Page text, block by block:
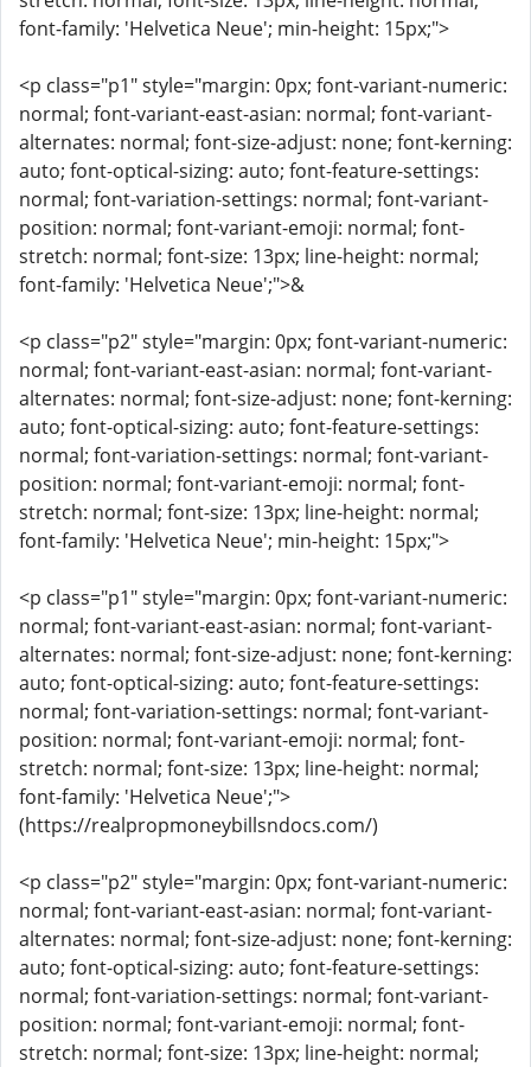
font-family: 'Helvetica Neue'; min-height: 15px;">
<p class="p1" style="margin: 0px; font-variant-numeric:
normal; font-variant-east-asian: normal; font-variant-
alternates: normal; font-size-adjust: none; font-kerning:
auto; font-optical-sizing: auto; font-feature-settings:
normal; font-variation-settings: normal; font-variant-
position: normal; font-variant-emoji: normal; font-
stretch: normal; font-size: 13px; line-height: normal;
font-family: 'Helvetica Neue';">&
<p class="p2" style="margin: 0px; font-variant-numeric:
normal; font-variant-east-asian: normal; font-variant-
alternates: normal; font-size-adjust: none; font-kerning:
auto; font-optical-sizing: auto; font-feature-settings:
normal; font-variation-settings: normal; font-variant-
position: normal; font-variant-emoji: normal; font-
stretch: normal; font-size: 13px; line-height: normal;
font-family: 'Helvetica Neue'; min-height: 15px;">
<p class="p1" style="margin: 0px; font-variant-numeric:
normal; font-variant-east-asian: normal; font-variant-
alternates: normal; font-size-adjust: none; font-kerning:
auto; font-optical-sizing: auto; font-feature-settings:
normal; font-variation-settings: normal; font-variant-
position: normal; font-variant-emoji: normal; font-
stretch: normal; font-size: 13px; line-height: normal;
font-family: 'Helvetica Neue';">
(https://realpropmoneybillsndocs.com/)
<p class="p2" style="margin: 0px; font-variant-numeric:
normal; font-variant-east-asian: normal; font-variant-
alternates: normal; font-size-adjust: none; font-kerning:
auto; font-optical-sizing: auto; font-feature-settings:
normal; font-variation-settings: normal; font-variant-
position: normal; font-variant-emoji: normal; font-
stretch: normal; font-size: 13px; line-height: normal;